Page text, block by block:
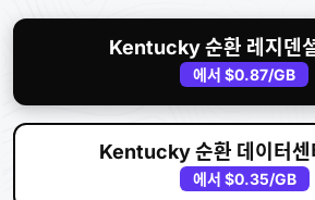
Kentucky 순환 레지덴
에서 $0.87/GB
Kentucky 순환 데이터센
에서 $0.35/GB